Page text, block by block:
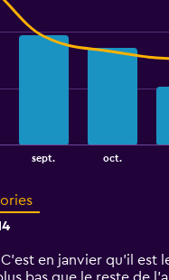
sept. oct.
en janvier qu'il est